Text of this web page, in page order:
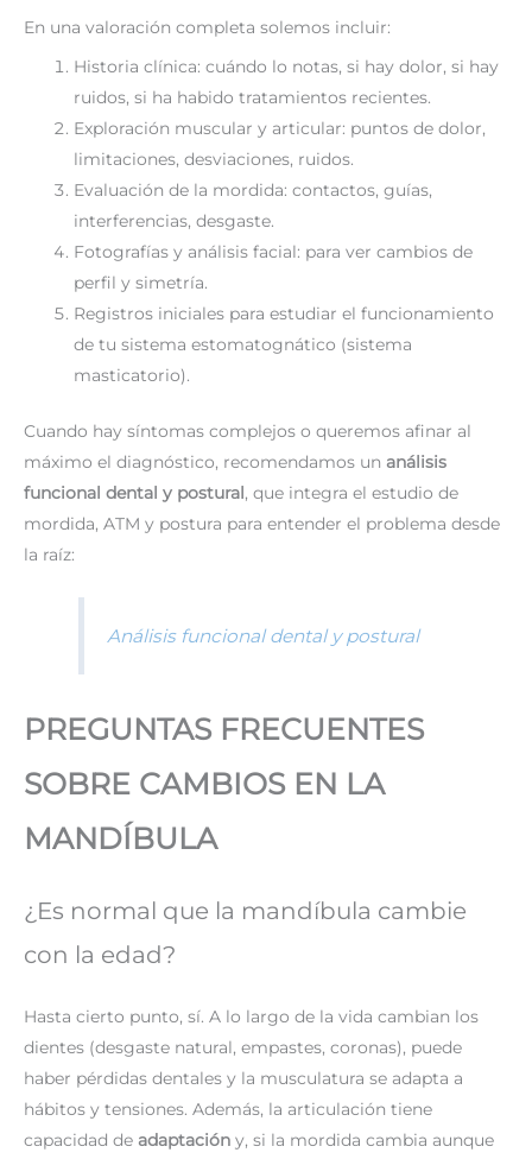
En una valoración completa solemos incluir:
Historia clínica: cuándo lo notas, si hay dolor, si hay
ruidos, si ha habido tratamientos recientes.
Exploración muscular y articular: puntos de dolor,
limitaciones, desviaciones, ruidos.
Evaluación de la mordida: contactos, guías,
interferencias, desgaste.
Fotografías y análisis facial: para ver cambios de
perfil y simetría.
Registros iniciales para estudiar el funcionamiento
de tu sistema estomatognático (sistema
masticatorio).
Cuando hay síntomas complejos o queremos afinar al
máximo el diagnóstico, recomendamos un análisis
funcional dental y postural, que integra el estudio de
mordida, ATM y postura para entender el problema desde
la raíz:
Análisis funcional dental y postural
PREGUNTAS FRECUENTES
SOBRE CAMBIOS EN LA
MANDÍBULA
¿Es normal que la mandíbula cambie
con la edad?
Hasta cierto punto, sí. A lo largo de la vida cambian los
dientes (desgaste natural, empastes, coronas), puede
haber pérdidas dentales y la musculatura se adapta a
hábitos y tensiones. Además, la articulación tiene
capacidad de adaptación y, si la mordida cambia aunque